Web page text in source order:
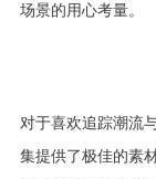
场景的用心考量。
对于喜欢追踪潮流
集提供了极佳的素